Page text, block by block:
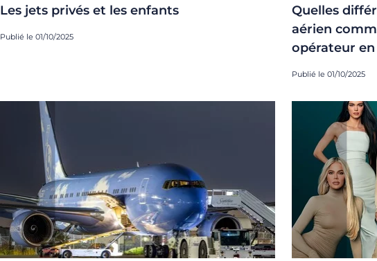
Les jets privés et les enfants
Publié le 01/10/2025
Quelles
aérien
opérateur en
Publié le 01/10/2025